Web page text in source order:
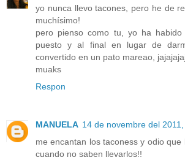
yo nunca llevo tacones, pero he de
muchísimo!
pero pienso como tu, yo ha
puesto y al final en lugar de
convertido en un pato mareao,
muaks
Respon
MANUELA 14 de novembre del
me encantan los taconess y odio
cuando no saben llevarlos!!